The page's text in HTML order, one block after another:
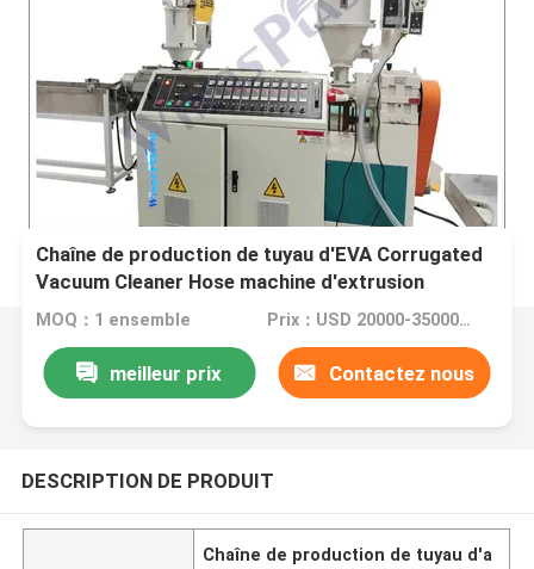
Chaîne de production de tuyau d'EVA Corrugated
Vacuum Cleaner Hose machine d'extrusion
MOQ：1 ensemble Prix：USD 20000-35000 per set
meilleur prix Contactez nous
DESCRIPTION DE PRODUIT
Chaîne de production de tuyau d'a